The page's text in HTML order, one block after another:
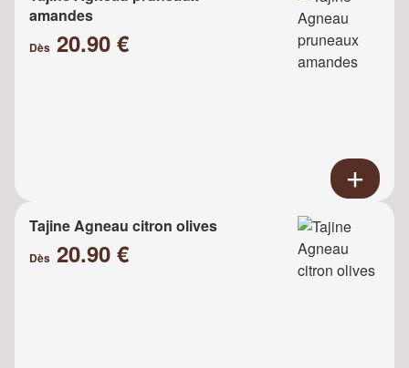
amandes
Dès 20.90 €
Tajine Agneau citron olives
Dès 20.90 €